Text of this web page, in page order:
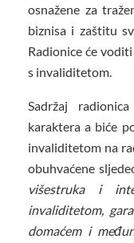
osnažene za
biznisa i zaštitu
Radionice će
s invaliditetom.
Sadržaj
karaktera a biće
invaliditetom na
obuhvaćene
višestruka i
invaliditetom,
domaćem i